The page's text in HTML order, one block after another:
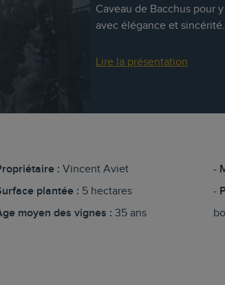
Caveau de Bacchus pour
avec élégance et
Lire la présentation
: Vincent Aviet
plantée : 5 hectares
moyen des vignes : 35 ans